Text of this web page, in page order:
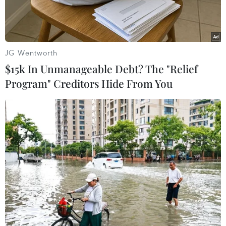
hiện một quátrình then chốt trong hoạt động
của bộ nhớ.
Các nhà khoa học đã làm sáng tỏ vai trò của tế
thành trong việc xử lý thông tin cho phép hình
thành ký ức vàphản ánh không gian xung
quanh chúng ta.
Cho đến nay các nhà khoa học vẫn cho rằng các
tế bào thần kinh chết trongcá thể trưởng thành
sẽ không tái sinh và chỉ sinh ra trong quá trình
phát triểnban đầu, và ở động vật có vú tồn tại
những khu vực cụ thể của não bộ, nơi các tếbào
thần kinh tiếp tục được tạo ra ở tuổi trưởng
thành.
JG Wentworth
$15k In Unmanageable Debt? The "Relief
Program" Creditors Hide From You